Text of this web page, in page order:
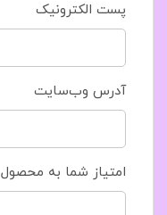
پست الکترونیک
آدرس وب‌سایت
امتیاز شما به محصول